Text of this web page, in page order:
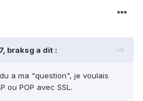
braksg a dit :
a ma "question", je voulais
ou POP avec SSL.